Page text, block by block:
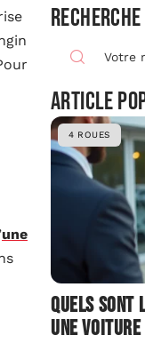
une
Recherche
Article
4 ROUES
Quels sont
une voiture